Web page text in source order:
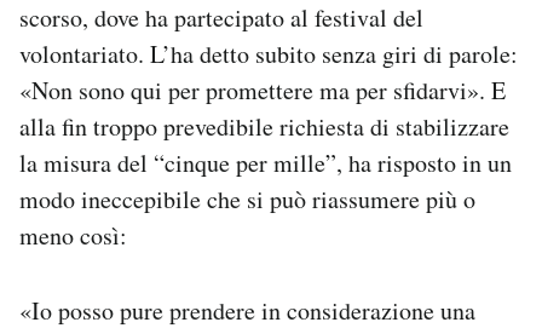
scorso, dove ha partecipato al festival del
volontariato. L’ha detto subito senza giri di parole:
«Non sono qui per promettere ma per sfidarvi». E
alla fin troppo prevedibile richiesta di stabilizzare
la misura del “cinque per mille”, ha risposto in un
modo ineccepibile che si può riassumere più o
meno così:
«Io posso pure prendere in considerazione una